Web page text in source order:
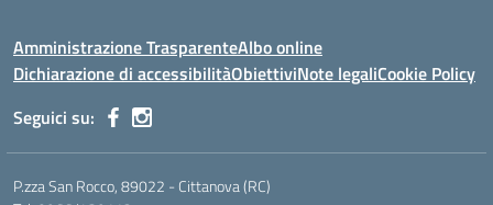
Amministrazione TrasparenteAlbo online
Dichiarazione di accessibilitàObiettiviNote legaliCookie Policy
Seguici su:
P.zza San Rocco, 89022 - Cittanova (RC)